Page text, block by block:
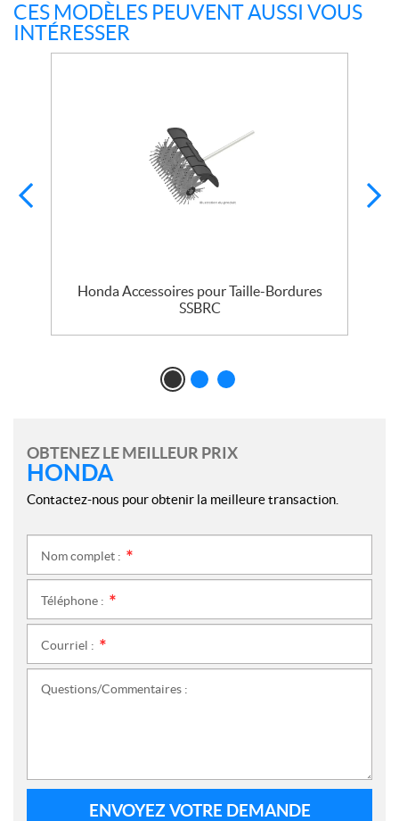
CES MODÈLES PEUVENT AUSSI VOUS
INTÉRESSER
Honda Accessoires pour Taille-Bordures
SSBRC
OBTENEZ LE MEILLEUR PRIX
HONDA
Contactez-nous pour obtenir la meilleure transaction.
Nom complet :
Téléphone :
Courriel :
Questions/Commentaires :
ENVOYEZ VOTRE DEMANDE